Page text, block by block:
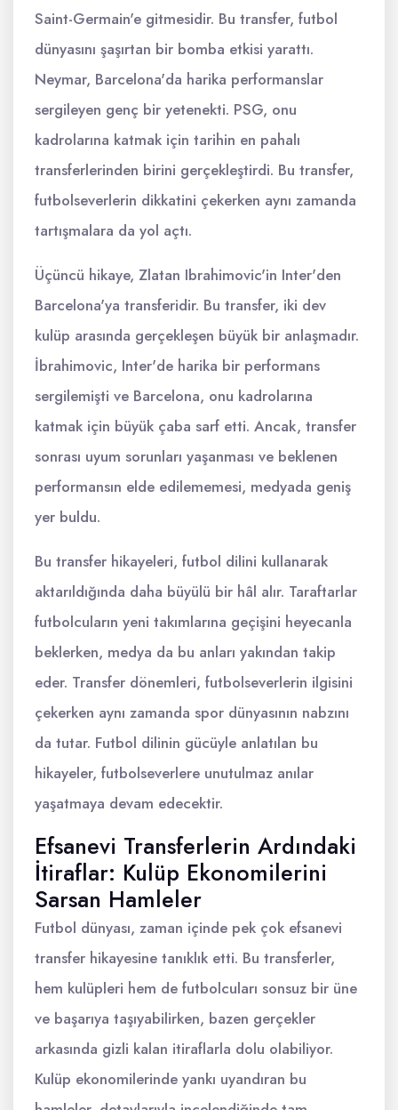
Saint-Germain'e gitmesidir. Bu transfer, futbol
dünyasını şaşırtan bir bomba etkisi yarattı.
Neymar, Barcelona'da harika performanslar
sergileyen genç bir yetenekti. PSG, onu
kadrolarına katmak için tarihin en pahalı
transferlerinden birini gerçekleştirdi. Bu transfer,
futbolseverlerin dikkatini çekerken aynı zamanda
tartışmalara da yol açtı.
Üçüncü hikaye, Zlatan Ibrahimovic'in Inter'den
Barcelona'ya transferidir. Bu transfer, iki dev
kulüp arasında gerçekleşen büyük bir anlaşmadır.
İbrahimovic, Inter'de harika bir performans
sergilemişti ve Barcelona, onu kadrolarına
katmak için büyük çaba sarf etti. Ancak, transfer
sonrası uyum sorunları yaşanması ve beklenen
performansın elde edilememesi, medyada geniş
yer buldu.
Bu transfer hikayeleri, futbol dilini kullanarak
aktarıldığında daha büyülü bir hâl alır. Taraftarlar
futbolcuların yeni takımlarına geçişini heyecanla
beklerken, medya da bu anları yakından takip
eder. Transfer dönemleri, futbolseverlerin ilgisini
çekerken aynı zamanda spor dünyasının nabzını
da tutar. Futbol dilinin gücüyle anlatılan bu
hikayeler, futbolseverlere unutulmaz anılar
yaşatmaya devam edecektir.
Efsanevi Transferlerin Ardındaki
İtiraflar: Kulüp Ekonomilerini
Sarsan Hamleler
Futbol dünyası, zaman içinde pek çok efsanevi
transfer hikayesine tanıklık etti. Bu transferler,
hem kulüpleri hem de futbolcuları sonsuz bir üne
ve başarıya taşıyabilirken, bazen gerçekler
arkasında gizli kalan itiraflarla dolu olabiliyor.
Kulüp ekonomilerinde yankı uyandıran bu